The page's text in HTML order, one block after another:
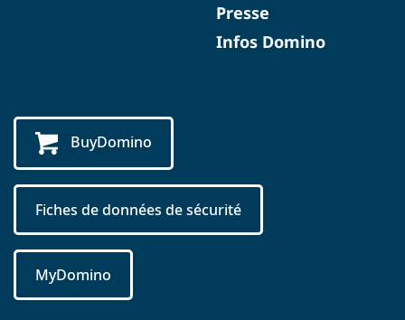
Presse
Infos Domino
BuyDomino
Fiches de données de sécurité
MyDomino